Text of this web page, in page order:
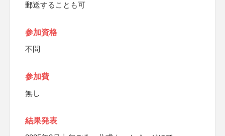
郵送することも可
参加資格
不問
参加費
無し
結果発表